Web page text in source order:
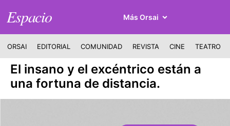
Espacio Más Orsai
ORSAI EDITORIAL COMUNIDAD REVISTA CINE TEATRO
El insano y el excéntrico están a
una fortuna de distancia.